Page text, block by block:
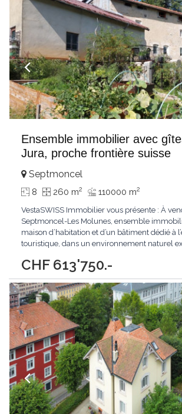
Ensemble immobilier avec
Jura, proche frontière suisse
CHF 613'750.-
Septmoncel
8 260 m2 110000 m2
VestaSWISS Immobilier vous présente : À
Septmoncel-Les Molunes, ensemble
maison d’habitation et d’un bâtiment dédié à
touristique, dans un environnement naturel
mitoyenne d’un côté comprenant : Rez-de-
meublée ouverte sur...